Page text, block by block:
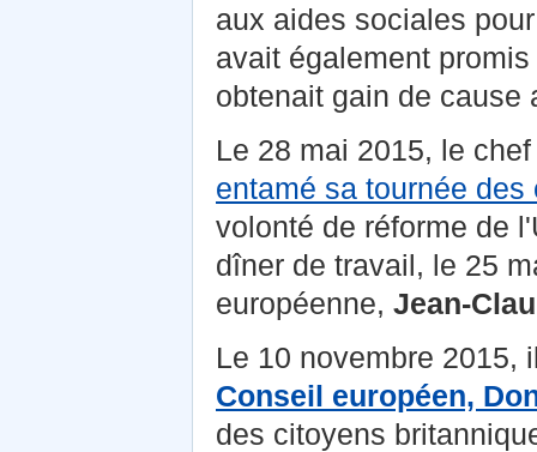
aux aides sociales
avait également
obtenait gain de cause
Le 28 mai 2015, le
entamé sa tournée
volonté de réforme de
dîner de travail, le 25
européenne, Jean-
Le 10 novembre
Conseil européen,
des citoyens